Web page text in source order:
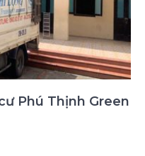
Phú Thịnh Green